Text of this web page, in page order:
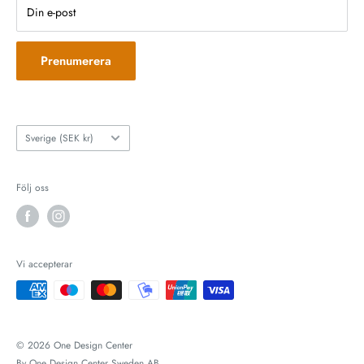
Returpolicy
Returformulär
Din e-post
Prenumerera
Land
Sverige (SEK kr)
Följ oss
Vi accepterar
© 2026 One Design Center